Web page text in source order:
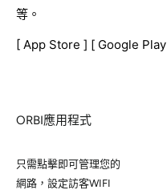
等。
[ App Store ] [ Google Play
ORBI應用程式
只需點擊即可管理您的
網路，設定訪客WIFI